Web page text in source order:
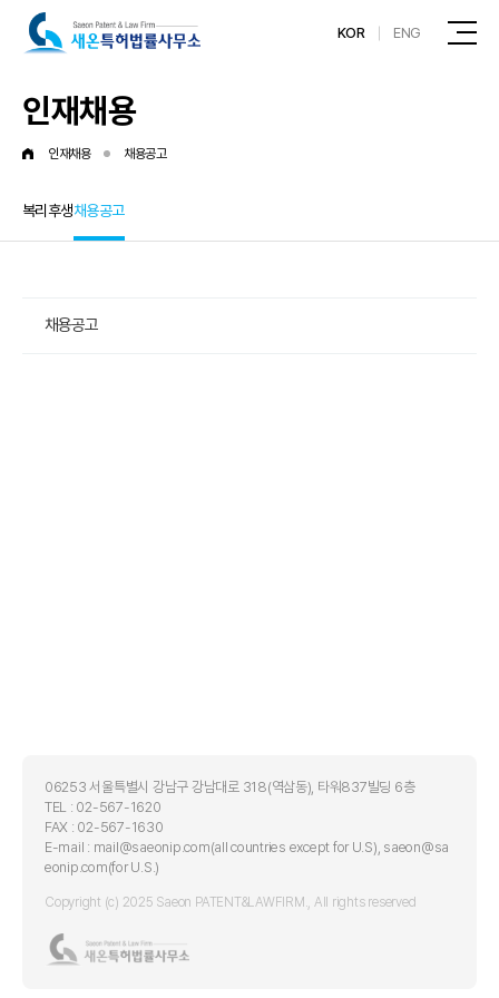
KOR ENG
인재채용
인재채용 채용공고
복리후생채용공고
채용공고
06253 서울특별시 강남구 강남대로 318(역삼동), 타워837빌딩 6층
TEL : 02-567-1620
FAX : 02-567-1630
E-mail : mail@saeonip.com(all countries except for U.S), saeon@sa
eonip.com(for U.S.)
Copyright (c) 2025 Saeon PATENT&LAWFIRM., All rights reserved